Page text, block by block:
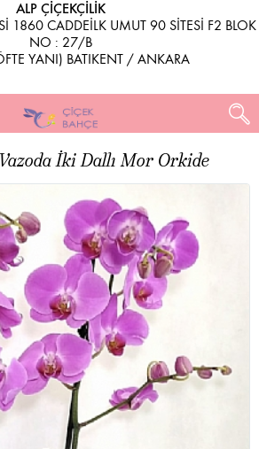
ALP ÇİÇEKÇİLİK
1860 CADDEİLK UMUT 90 SİTESİ F2 BLOK
NO : 27/B
YANI) BATIKENT / ANKARA
İki Dallı Mor Orkide